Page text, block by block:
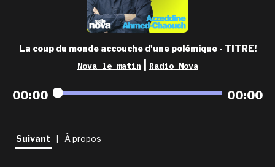
fréquences
nova aime
les grilles
playlists
newsletter
La coup du monde accouche d'une polémique - TITRE!
Nova le matin Radio Nova
00:00 00:00
Suivant À propos